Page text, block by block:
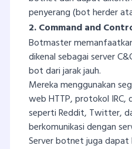
penyerang (bot herder
2. Command and
Botmaster
dikenal sebagai server
bot dari jarak jauh.
Mereka menggunakan
web HTTP, protokol IRC,
seperti Reddit, Twitter,
berkomunikasi dengan
Server botnet juga dapat